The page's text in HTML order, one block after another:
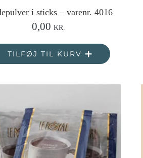
i sticks – varenr. 4016
0,00 KR.
TILFØJ TIL KURV